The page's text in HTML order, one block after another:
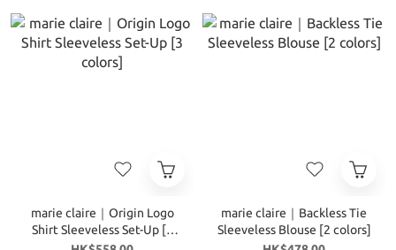
marie claire｜Origin Logo
Shirt Sleeveless Set-Up [3
colors]
marie claire｜Backless Tie
Sleeveless Blouse [2 colors]